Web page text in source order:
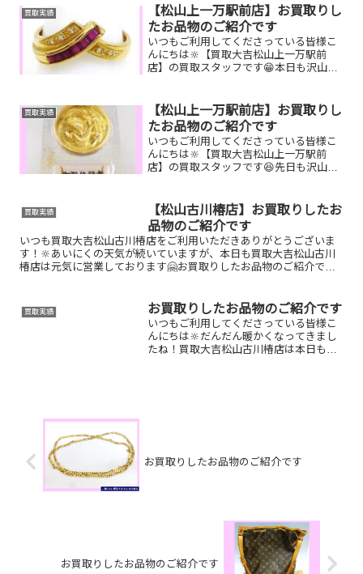
ませんか？ぜひ買取大吉松山古川椿店に
お査定させてください...
買取実績
【松山上一万駅前店】お買取りし
たお品物のご紹介です
いつもご利用してくださっている皆様こ
んにちは🔆【買取大吉松山上一万駅前
店】の買取スタッフです😁本日も沢山の
す。 K18 ダイヤリ
ング コーチ ショルダ...
買取実績
【松山上一万駅前店】お買取りし
たお品物のご紹介です
いつもご利用してくださっている皆様こ
んにちは🔆【買取大吉松山上一万駅前
店】の買取スタッフです😆先日も沢山の
トン 御即位記念10万円金
貨 切手シートポルト...
買取実績
【松山古川椿店】お買取りしたお
品物のご紹介です
いつも買取大吉松山古川椿店をご利用いただきありがとうございま
す！🔆あいにくの天気が続いていますが、本日も買取大吉松山古川
椿店は元気に営業しております🤗お買取りしたお品物のご紹介で
買取実績 お買取りしたお品物のご紹介です
いつもご利用してくださっている皆様こ
んにちは🔆だんだん暖かくなってきまし
たね！買取大吉松山古川椿店は本日も元
お買取りしたお品物のご紹介です
お買取りしたお品物のご紹介です